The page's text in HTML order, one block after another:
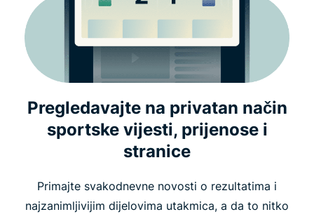
Pregledavajte na privatan način
sportske vijesti, prijenose i
stranice
Primajte svakodnevne novosti o rezultatima i
najzanimljivijim dijelovima utakmica, a da to nitko